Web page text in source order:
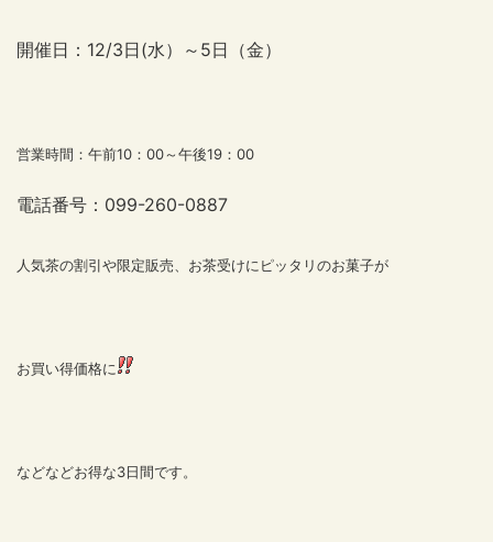
開催日：12/3日(水）～5日（金）
営業時間：午前10：00～午後19：00
電話番号：099-260-0887
人気茶の割引や限定販売、お茶受けにピッタリのお菓子が
お買い得価格に
などなどお得な3日間です。